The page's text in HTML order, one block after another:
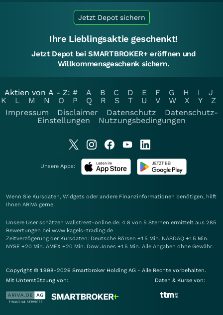
Jetzt Depot sichern
Ihre Lieblingsaktie geschenkt!
Jetzt Depot bei SMARTBROKER+ eröffnen und
Willkommensgeschenk sichern.
Aktien von A - Z: # A B C D E F G H I
J
K
L M N O P Q R S T U V W X Y
Z
Impressum
Disclaimer Datenschutz
Datenschutz-
Einstellungen
Nutzungsbedingungen
Unsere Apps:
Wenn Sie Kursdaten, Widgets oder andere Finanzinformationen benötigen, hilft
Ihnen ARIVA gerne.
Unsere User schätzen wallstreet-online.de: 4.8 von 5 Sternen ermittelt aus 285
Bewertungen bei www.kagels-trading.de
Zeitverzögerung der Kursdaten: Deutsche Börsen +15 Min. NASDAQ +15 Min.
NYSE +20 Min. AMEX +20 Min. Dow Jones +15 Min. Alle Angaben ohne Gewähr.
Copyright © 1998-2026 Smartbroker Holding AG - Alle Rechte vorbehalten.
Mit Unterstützung von:
Daten & Kurse von: